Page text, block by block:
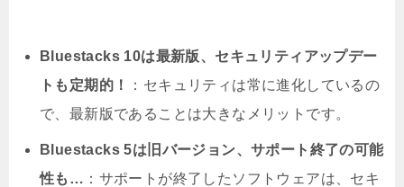
Bluestacks 10は最新版、セキュリティアップデー
トも定期的！
：セキュリティは常に進化しているの
で、最新版であることは大きなメリットです。
Bluestacks 5は旧バージョン、サポート終了の可能
性も… ：サポートが終了したソフトウェアは、セキ